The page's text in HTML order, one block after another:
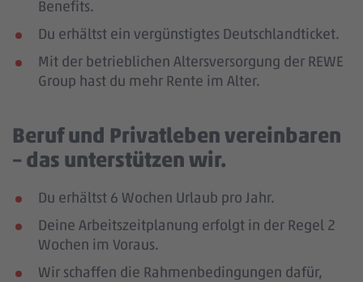
Benefits.
Du erhältst ein vergünstigtes Deutschlandticket.
Mit der betrieblichen Altersversorgung der REWE
Group hast du mehr Rente im Alter.
Beruf und Privatleben vereinbaren
– das unterstützen wir.
Du erhältst 6 Wochen Urlaub pro Jahr.
Deine Arbeitszeitplanung erfolgt in der Regel 2
Wochen im Voraus.
Wir schaffen die Rahmenbedingungen dafür,